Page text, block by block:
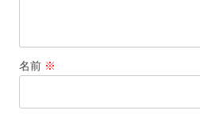
名前 ※